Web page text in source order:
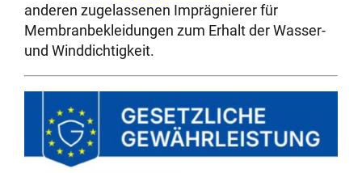
anderen zugelassenen Imprägnierer für
Membranbekleidungen zum Erhalt der Wasser-
und Winddichtigkeit.